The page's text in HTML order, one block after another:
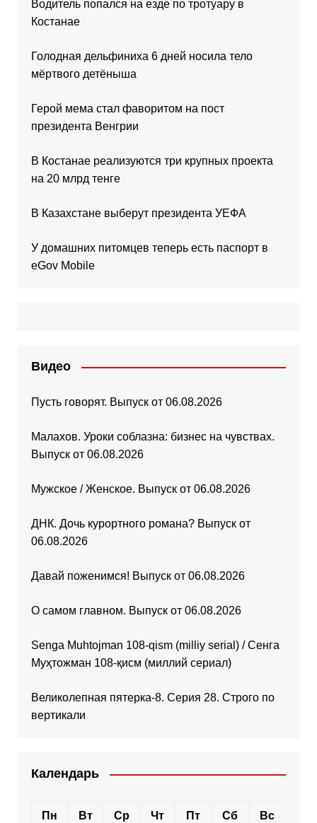
Водитель попался на езде по тротуару в
Костанае
Голодная дельфиниха 6 дней носила тело
мёртвого детёныша
Герой мема стал фаворитом на пост
президента Венгрии
В Костанае реализуются три крупных проекта
на 20 млрд тенге
В Казахстане выберут президента УЕФА
У домашних питомцев теперь есть паспорт в
eGov Mobile
Видео
Пусть говорят. Выпуск от 06.08.2026
Малахов. Уроки соблазна: бизнес на чувствах.
Выпуск от 06.08.2026
Мужское / Женское. Выпуск от 06.08.2026
ДНК. Дочь курортного романа? Выпуск от
06.08.2026
Давай поженимся! Выпуск от 06.08.2026
О самом главном. Выпуск от 06.08.2026
Senga Muhtojman 108-qism (milliy serial) / Сенга
Муҳтожман 108-қисм (миллий сериал)
Великолепная пятерка-8. Серия 28. Строго по
вертикали
Календарь
Пн Вт Ср Чт Пт Сб Вс